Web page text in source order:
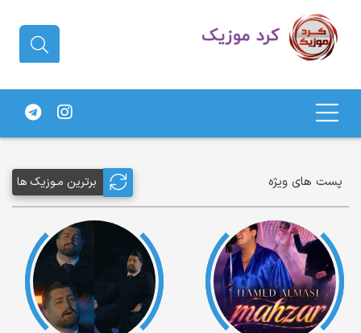
های کردی
پست های ویژه برترین مـوزیک ها